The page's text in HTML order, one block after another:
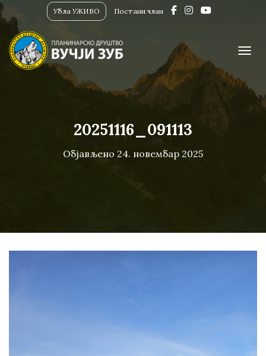
Убла УЖИВО Постани члан
20251116_091113
Објављено 24. новембар 2025